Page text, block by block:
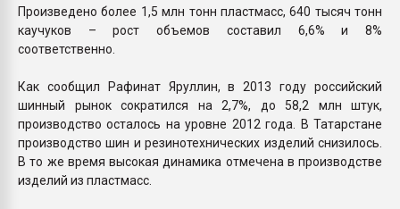
Произведено более 1,5 млн тонн пластмасс, 640 тысяч тонн
каучуков – рост объемов составил 6,6% и 8%
соответственно.
Как сообщил Рафинат Яруллин, в 2013 году российский
шинный рынок сократился на 2,7%, до 58,2 млн штук,
производство осталось на уровне 2012 года. В Татарстане
производство шин и резинотехнических изделий снизилось.
В то же время высокая динамика отмечена в производстве
изделий из пластмасс.